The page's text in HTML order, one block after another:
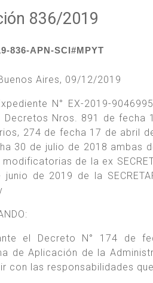
836/2019
836-APN-SCI#MPYT
Aires, 09/12/2019
N° EX-2019-
Decretos Nros. 891 de
274 de fecha 17 de abril
30 de julio de 2018 ambas
de la ex
de 2019 de la
el Decreto N° 174 de
de Aplicación de la
con las responsabilidades